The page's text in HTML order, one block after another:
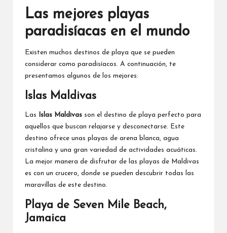
Las mejores playas
paradisíacas en el mundo
Existen muchos destinos de playa que se pueden
considerar como paradisíacos. A continuación, te
presentamos algunos de los mejores:
Islas Maldivas
Las Islas Maldivas son el destino de playa perfecto para
aquellos que buscan relajarse y desconectarse. Este
destino ofrece unas playas de arena blanca, agua
cristalina y una gran variedad de actividades acuáticas.
La mejor manera de disfrutar de las playas de Maldivas
es con un crucero, donde se pueden descubrir todas las
maravillas de este destino.
Playa de Seven Mile Beach,
Jamaica